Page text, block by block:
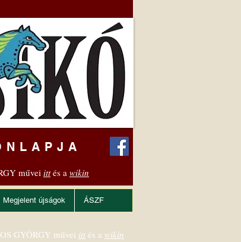
műveiittés a wikin
Megjelent újságok ÁSZF
GYÖRGY művei itt és a wikin